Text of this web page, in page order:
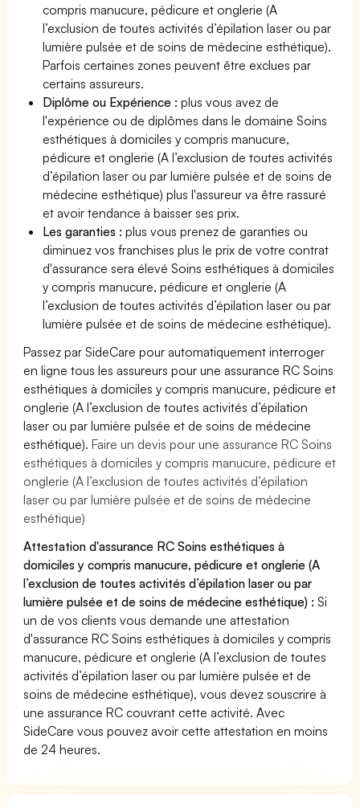
compris manucure, pédicure et onglerie (A
l’exclusion de toutes activités d’épilation laser ou par
lumière pulsée et de soins de médecine esthétique).
Parfois certaines zones peuvent être exclues par
certains assureurs.
Diplôme ou Expérience :plus vous avez de
l'expérience ou de diplômes dans le domaine Soins
esthétiques à domiciles y compris manucure,
pédicure et onglerie (A l’exclusion de toutes activités
d’épilation laser ou par lumière pulsée et de soins de
médecine esthétique) plus l'assureur va être rassuré
et avoir tendance à baisser ses prix.
Les garanties :plus vous prenez de garanties ou
diminuez vos franchises plus le prix de votre contrat
d'assurance sera élevé Soins esthétiques à domiciles
y compris manucure, pédicure et onglerie (A
l’exclusion de toutes activités d’épilation laser ou par
lumière pulsée et de soins de médecine esthétique).
Passez par SideCare pour automatiquement interroger
en ligne tous les assureurs pour une assurance RC Soins
esthétiques à domiciles y compris manucure, pédicure et
onglerie (A l’exclusion de toutes activités d’épilation
laser ou par lumière pulsée et de soins de médecine
esthétique).Faire un devis pour une assurance RC Soins
esthétiques à domiciles y compris manucure, pédicure et
onglerie (A l’exclusion de toutes activités d’épilation
laser ou par lumière pulsée et de soins de médecine
esthétique)
Attestation d'assurance RC Soins esthétiques à
domiciles y compris manucure, pédicure et onglerie (A
l’exclusion de toutes activités d’épilation laser ou par
lumière pulsée et de soins de médecine esthétique) : Si
un de vos clients vous demande une attestation
d'assurance RC Soins esthétiques à domiciles y compris
manucure, pédicure et onglerie (A l’exclusion de toutes
activités d’épilation laser ou par lumière pulsée et de
soins de médecine esthétique), vous devez souscrire à
une assurance RC couvrant cette activité. Avec
SideCare vous pouvez avoir cette attestation en moins
de 24 heures.